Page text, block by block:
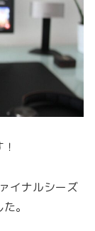
イナルシーズ
。